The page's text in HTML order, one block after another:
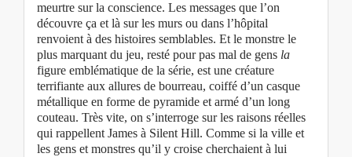
meurtre sur la conscience. Les messages que l’on
découvre ça et là sur les murs ou dans l’hôpital
renvoient à des histoires semblables. Et le monstre le
plus marquant du jeu, resté pour pas mal de gens la
figure emblématique de la série, est une créature
terrifiante aux allures de bourreau, coiffé d’un casque
métallique en forme de pyramide et armé d’un long
couteau. Très vite, on s’interroge sur les raisons réelles
qui rappellent James à Silent Hill. Comme si la ville et
les gens et monstres qu’il y croise cherchaient à lui